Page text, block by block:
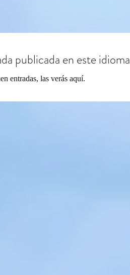
publicada en este idioma
entradas, las verás aquí.